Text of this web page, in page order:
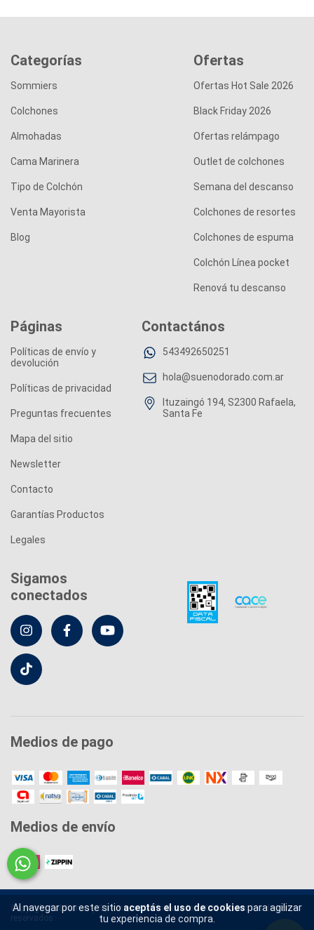
Al navegar por este sitioaceptás el uso de cookiespara agilizar
tu experiencia de compra.
Categorías
Sommiers
Colchones
Almohadas
Cama Marinera
Tipo de Colchón
Venta Mayorista
Blog
Ofertas
Ofertas Hot Sale 2026
Black Friday 2026
Ofertas relámpago
Outlet de colchones
Semana del descanso
Colchones de resortes
Colchones de espuma
Colchón Línea pocket
Renová tu descanso
Páginas
Políticas de envío y
devolución
Políticas de privacidad
Preguntas frecuentes
Mapa del sitio
Newsletter
Contacto
Garantías Productos
Legales
Contactános
543492650251
hola@suenodorado.com.ar
Ituzaingó 194, S2300 Rafaela,
Santa Fe
Sigamos
conectados
Medios de pago
Medios de envío
Copyright Colchones y Sommiers Sueño Dorado - 2026. Todos los derechos
reservados.